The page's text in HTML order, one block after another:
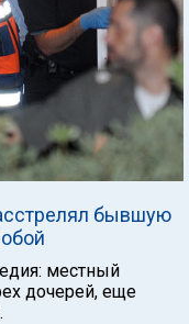
бывшую
местный
дочерей, еще